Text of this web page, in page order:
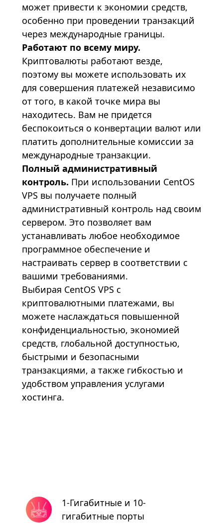
может привести к экономии средств,
особенно при проведении транзакций
через международные границы.
Работают по всему миру.
Криптовалюты работают везде,
поэтому вы можете использовать их
для совершения платежей независимо
от того, в какой точке мира вы
находитесь. Вам не придется
беспокоиться о конвертации валют или
платить дополнительные комиссии за
международные транзакции.
Полный административный
контроль. При использовании CentOS
VPS вы получаете полный
административный контроль над своим
сервером. Это позволяет вам
устанавливать любое необходимое
программное обеспечение и
настраивать сервер в соответствии с
вашими требованиями.
Выбирая CentOS VPS с
криптовалютными платежами, вы
можете наслаждаться повышенной
конфиденциальностью, экономией
средств, глобальной доступностью,
быстрыми и безопасными
транзакциями, а также гибкостью и
удобством управления услугами
хостинга.
1-Гигабитные и 10-
гигабитные порты